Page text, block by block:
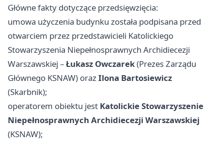
Główne fakty dotyczące przedsięwzięcia:
umowa użyczenia budynku została podpisana przed
otwarciem przez przedstawicieli Katolickiego
Stowarzyszenia Niepełnosprawnych Archidiecezji
Warszawskiej –Łukasz Owczarek(Prezes Zarządu
Głównego KSNAW) orazIlona Bartosiewicz
(Skarbnik);
operatorem obiektu jest Katolickie Stowarzyszenie
Niepełnosprawnych Archidiecezji Warszawskiej
(KSNAW);